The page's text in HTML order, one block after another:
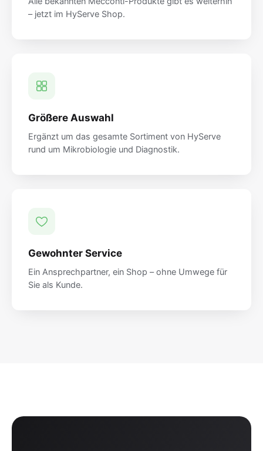
– jetzt im HyServe Shop.
Größere Auswahl
Ergänzt um das gesamte Sortiment von HyServe
rund um Mikrobiologie und Diagnostik.
Gewohnter Service
Ein Ansprechpartner, ein Shop – ohne Umwege für
Sie als Kunde.